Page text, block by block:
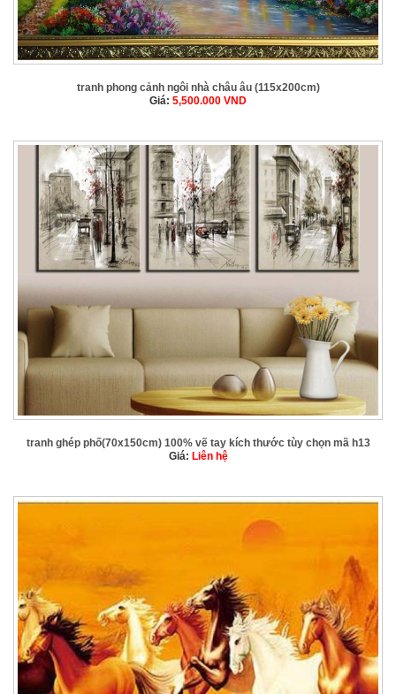
tranh phong cảnh ngôi nhà châu âu (115x200cm)
Giá: 5,500.000 VND
tranh ghép phố(70x150cm) 100% vẽ tay kích thước tùy chọn mã h13
Giá: Liên hệ